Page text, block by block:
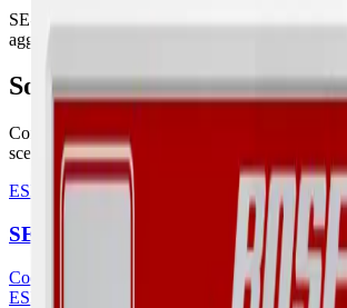
SE-290A aggiunge il pulsante per attivare
aggiornamento quantità, richiesta riordino o
Software e rete
Con ESL Web Server puoi integrare dati da
scenari con più base station, roaming e load
ESL 2.1"
SE-214RY
Cod.
ESL 2.1" Freezer